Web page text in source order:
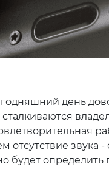
день
отсутствие
будет